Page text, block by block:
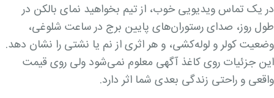
در یک تماس ویدیویی خوب، از تیم بخواهید نمای بالکن در
طول روز، صدای رستوران‌های پایین برج در ساعت شلوغی،
وضعیت کولر و لوله‌کشی، و هر اثری از نم یا نشتی را نشان دهد.
این جزئیات روی کاغذ آگهی معلوم نمی‌شود ولی روی قیمت
واقعی و راحتی زندگی بعدی شما اثر دارد.